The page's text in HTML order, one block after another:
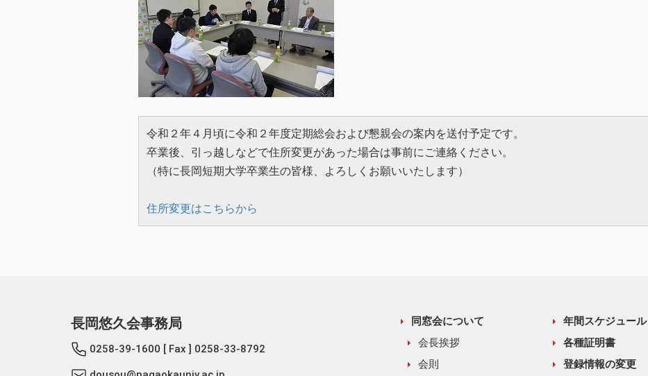
令和２年４月頃に令和２年度定期総会および懇親会の案内を送付予定です。
卒業後、引っ越しなどで住所変更があった場合は事前にご連絡ください。
（特に長岡短期大学卒業生の皆様、よろしくお願いいたします）
住所変更はこちらから
長岡悠久会事務局
0258-39-1600 [ Fax ] 0258-33-8792
同窓会について 年間スケジュール
会長挨拶
各種証明書
会則
登録情報の変更